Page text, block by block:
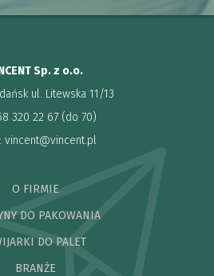
Sp. z o.o.
ul. Litewska 11/13
320 22 67 (do 70)
vincent@vincent.pl
O FIRMIE
DO PAKOWANIA
DO PALET
BRANŻE